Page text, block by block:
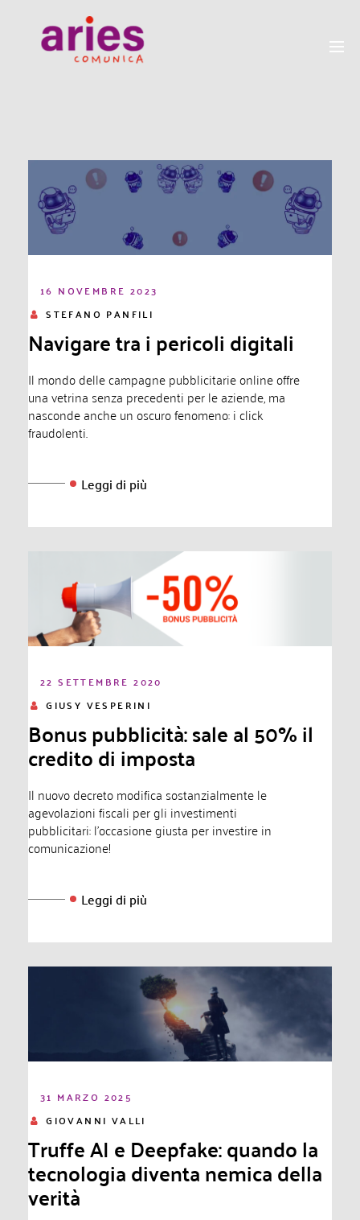
16 NOVEMBRE 2023
STEFANO PANFILI
Navigare tra i pericoli digitali
Il mondo delle campagne pubblicitarie online offre
una vetrina senza precedenti per le aziende, ma
nasconde anche un oscuro fenomeno: i click
fraudolenti.
Leggi di più
22 SETTEMBRE 2020
GIUSY VESPERINI
Bonus pubblicità: sale al 50% il
credito di imposta
Il nuovo decreto modifica sostanzialmente le
agevolazioni fiscali per gli investimenti
pubblicitari: l'occasione giusta per investire in
comunicazione!
Leggi di più
31 MARZO 2025
GIOVANNI VALLI
Truffe AI e Deepfake: quando la
tecnologia diventa nemica della
verità